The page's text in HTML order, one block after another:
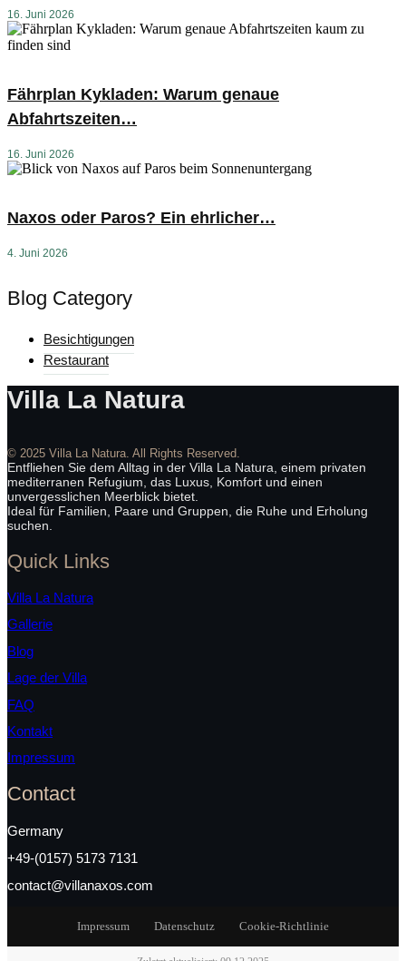
16. Juni 2026
Fährplan Kykladen: Warum genaue
Abfahrtszeiten…
16. Juni 2026
Naxos oder Paros? Ein ehrlicher…
4. Juni 2026
Blog Category
Besichtigungen
Restaurant
Villa La Natura
© 2025 Villa La Natura. All Rights Reserved.
Entfliehen Sie dem Alltag in der Villa La Natura, einem privaten
mediterranen Refugium, das Luxus, Komfort und einen
unvergesslichen Meerblick bietet.
Ideal für Familien, Paare und Gruppen, die Ruhe und Erholung
suchen.
Quick Links
Villa La Natura
Gallerie
Blog
Lage der Villa
FAQ
Kontakt
Impressum
Contact
Germany
+49-(0157) 5173 7131
contact@villanaxos.com
Impressum Datenschutz Cookie-Richtlinie